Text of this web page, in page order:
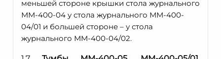
меньшей стороне крышки стола журнального
ММ-400-04 у стола журнального ММ-400-
04/01 и большей стороне – у стола
журнального ММ-400-04/02.